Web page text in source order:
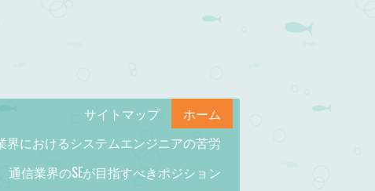
ホーム
サイトマップ
界におけるシステムエンジニアの苦労
通信業界のSEが目指すべきポジション